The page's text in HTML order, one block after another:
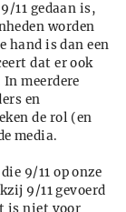
11 gedaan is,
worden
hand is dan een
dat er ook
meerdere
en
de rol (en
media.
9/11 op onze
9/11 gevoerd
is niet voor